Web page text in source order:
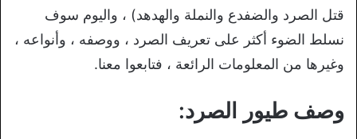
قتل الصرد والضفدع والنملة والهدهد) ، واليوم سوف
نسلط الضوء أكثر على تعريف الصرد ، ووصفه ، وأنواعه ،
وغيرها من المعلومات الرائعة ، فتابعوا معنا.
وصف طيور الصرد: